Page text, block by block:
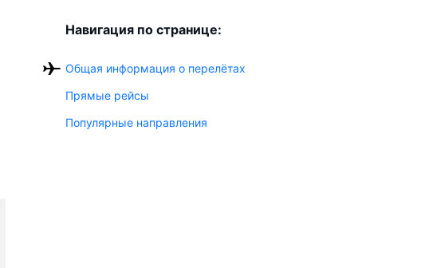
Навигация по странице:
Общая информация о перелётах
Прямые рейсы
Популярные направления